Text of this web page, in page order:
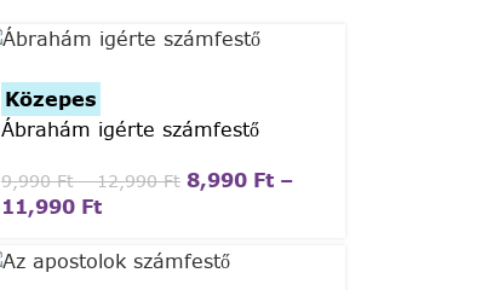
Közepes
Ábrahám igérte számfestő
9,990Ft – 12,990Ft 8,990 Ft –
11,990 Ft